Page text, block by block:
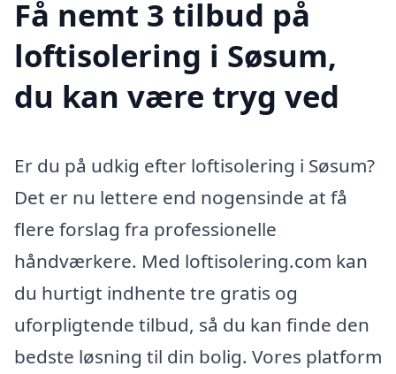
Få nemt 3 tilbud på
loftisolering i Søsum,
du kan være tryg ved
Er du på udkig efter loftisolering i Søsum?
Det er nu lettere end nogensinde at få
flere forslag fra professionelle
håndværkere. Med loftisolering.com kan
du hurtigt indhente tre gratis og
uforpligtende tilbud, så du kan finde den
bedste løsning til din bolig. Vores platform